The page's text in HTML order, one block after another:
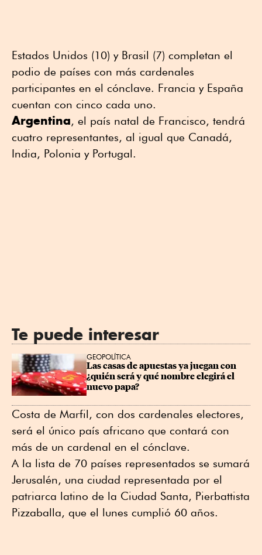
Estados Unidos (10) y Brasil (7) completan el
podio de países con más cardenales
participantes en el cónclave. Francia y España
cuentan con cinco cada uno.
Argentina, el país natal de Francisco, tendrá
cuatro representantes, al igual que Canadá,
India, Polonia y Portugal.
Te puede interesar
GEOPOLÍTICA
Las casas de apuestas ya juegan con
¿quién será y qué nombre elegirá el
nuevo papa?
Costa de Marfil, con dos cardenales electores,
será el único país africano que contará con
más de un cardenal en el cónclave.
A la lista de 70 países representados se sumará
Jerusalén, una ciudad representada por el
patriarca latino de la Ciudad Santa, Pierbattista
Pizzaballa, que el lunes cumplió 60 años.